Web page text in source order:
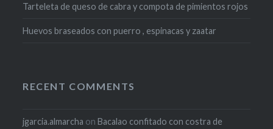
Tarteleta de queso de cabra y compota de pimientos rojos
Huevos braseados con puerro , espinacas y zaatar
RECENT COMMENTS
jgarcia.almarcha onBacalao confitado con costra de